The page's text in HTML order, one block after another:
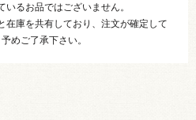
いるお品ではございません。
在庫を共有しており、注文が確定して
めご了承下さい。